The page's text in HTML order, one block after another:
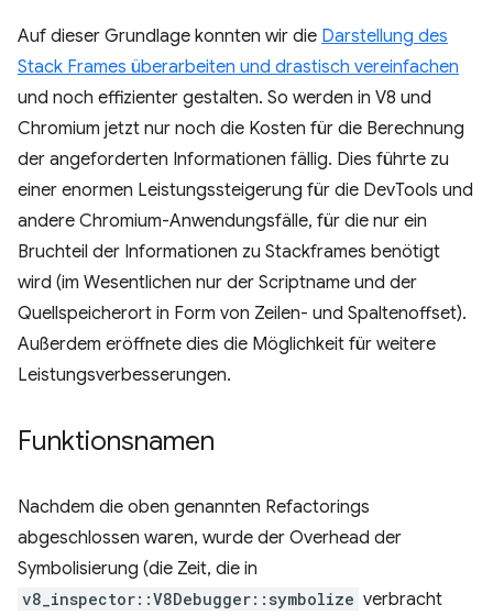
Auf dieser Grundlage konnten wir die Darstellung des
Stack Frames überarbeiten und drastisch vereinfachen
und noch effizienter gestalten. So werden in V8 und
Chromium jetzt nur noch die Kosten für die Berechnung
der angeforderten Informationen fällig. Dies führte zu
einer enormen Leistungssteigerung für die DevTools und
andere Chromium-Anwendungsfälle, für die nur ein
Bruchteil der Informationen zu Stackframes benötigt
wird (im Wesentlichen nur der Scriptname und der
Quellspeicherort in Form von Zeilen- und Spaltenoffset).
Außerdem eröffnete dies die Möglichkeit für weitere
Leistungsverbesserungen.
Funktionsnamen
Nachdem die oben genannten Refactorings
abgeschlossen waren, wurde der Overhead der
Symbolisierung (die Zeit, die in
v8_inspector::V8Debugger::symbolize verbracht